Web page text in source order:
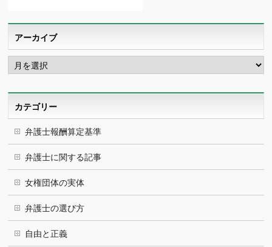
アーカイブ
ア
ー
カ
カテゴリー
弁護士報酬算定基準
弁護士に関する記事
女権団体の実体
弁護士の選び方
自由と正義